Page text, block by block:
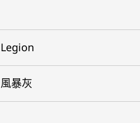
Legion
風暴灰